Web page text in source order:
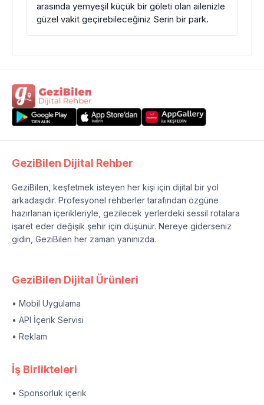
arasında yemyeşil küçük bir göleti olan ailenizle
güzel vakit geçirebileceğiniz Serin bir park.
GeziBilen Dijital Rehber
GeziBilen, keşfetmek isteyen her kişi için dijital bir yol
arkadaşıdır. Profesyonel rehberler tarafından özgüne
hazırlanan içerikleriyle, gezilecek yerlerdeki sessil rotalara
işaret eder değişik şehir için düşünür. Nereye giderseniz
gidin, GeziBilen her zaman yanınızda.
GeziBilen Dijital Ürünleri
• Mobil Uygulama
• API İçerik Servisi
• Reklam
İş Birlikteleri
• Sponsorluk içerik